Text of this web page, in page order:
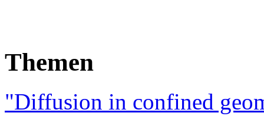
Themen
"Diffusion in confined